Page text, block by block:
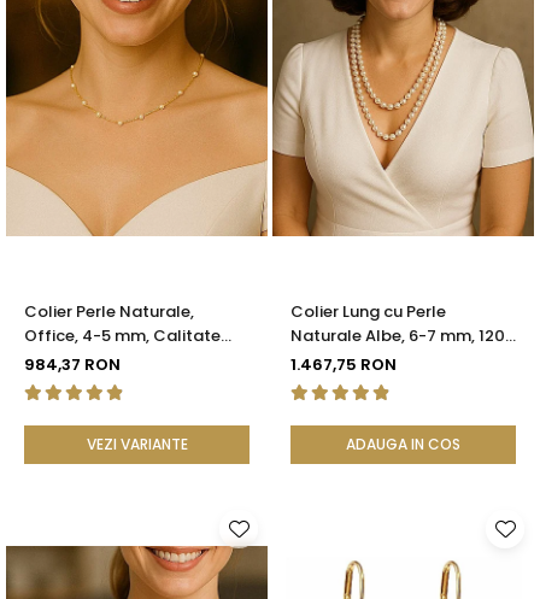
Colier Perle Naturale,
Office, 4-5 mm, Calitate
AAA, Aur 14K | KASKADDA®
984,37 RON
VEZI VARIANTE
Colier Lung cu Perle
Naturale Albe, 6-7 mm, 120
cm, Închizătoare Argint 925
| KASKADDA®
1.467,75 RON
ADAUGA IN COS